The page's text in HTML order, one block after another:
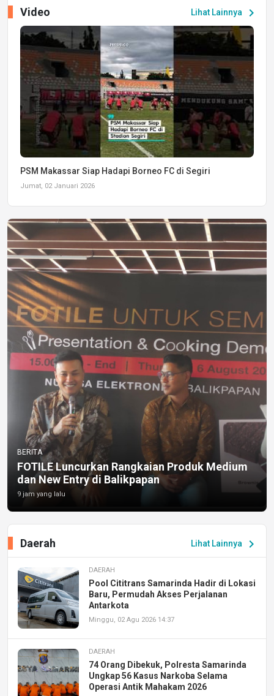
Lihat Lainnya chevron_right
Video
PSM Makassar Siap Hadapi Borneo FC di Segiri
Jumat, 02 Januari 2026
BERITA
FOTILE Luncurkan Rangkaian Produk Medium
dan New Entry di Balikpapan
9 jam yang lalu
Lihat Lainnya chevron_right
Daerah
DAERAH
Pool Cititrans Samarinda Hadir di Lokasi
Baru, Permudah Akses Perjalanan
Antarkota
Minggu, 02 Agu 2026 14:37
DAERAH
74 Orang Dibekuk, Polresta Samarinda
Ungkap 56 Kasus Narkoba Selama
Operasi Antik Mahakam 2026